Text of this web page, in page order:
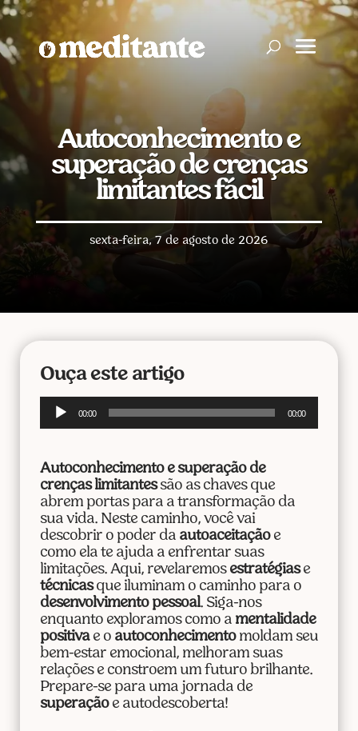
Autoconhecimento e
superação de crenças
limitantes fácil
sexta-feira, 7 de agosto de 2026
Ouça este artigo
Tocador
00:00 00:00
Autoconhecimento e superação de
crenças limitantessão as chaves que
abrem portas para a transformação da
sua vida. Neste caminho, você vai
descobrir o poder da autoaceitaçãoe
como ela te ajuda a enfrentar suas
limitações. Aqui, revelaremos estratégiase
técnicasque iluminam o caminho para o
desenvolvimento pessoal. Siga-nos
enquanto exploramos como a mentalidade
positivae o autoconhecimentomoldam seu
bem-estar emocional, melhoram suas
relações e constroem um futuro brilhante.
Prepare-se para uma jornada de
superaçãoe autodescoberta!